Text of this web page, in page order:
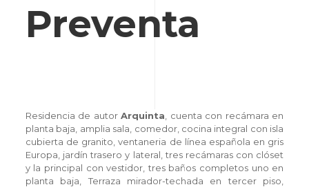
Preventa
Residencia de autorArquinta , cuenta con recámara en
planta baja, amplia sala, comedor, cocina integral con isla
cubierta de granito, ventaneria de línea española en gris
Europa, jardín trasero y lateral, tres recámaras con clóset
y la principal con vestidor, tres baños completos uno en
planta baja, Terraza mirador-techada en tercer piso,